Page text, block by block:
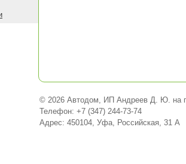
© 2026 Автодом, ИП Андреев Д. Ю. на
Телефон: +7 (347) 244-73-74
Адрес: 450104, Уфа, Российская, 31 А